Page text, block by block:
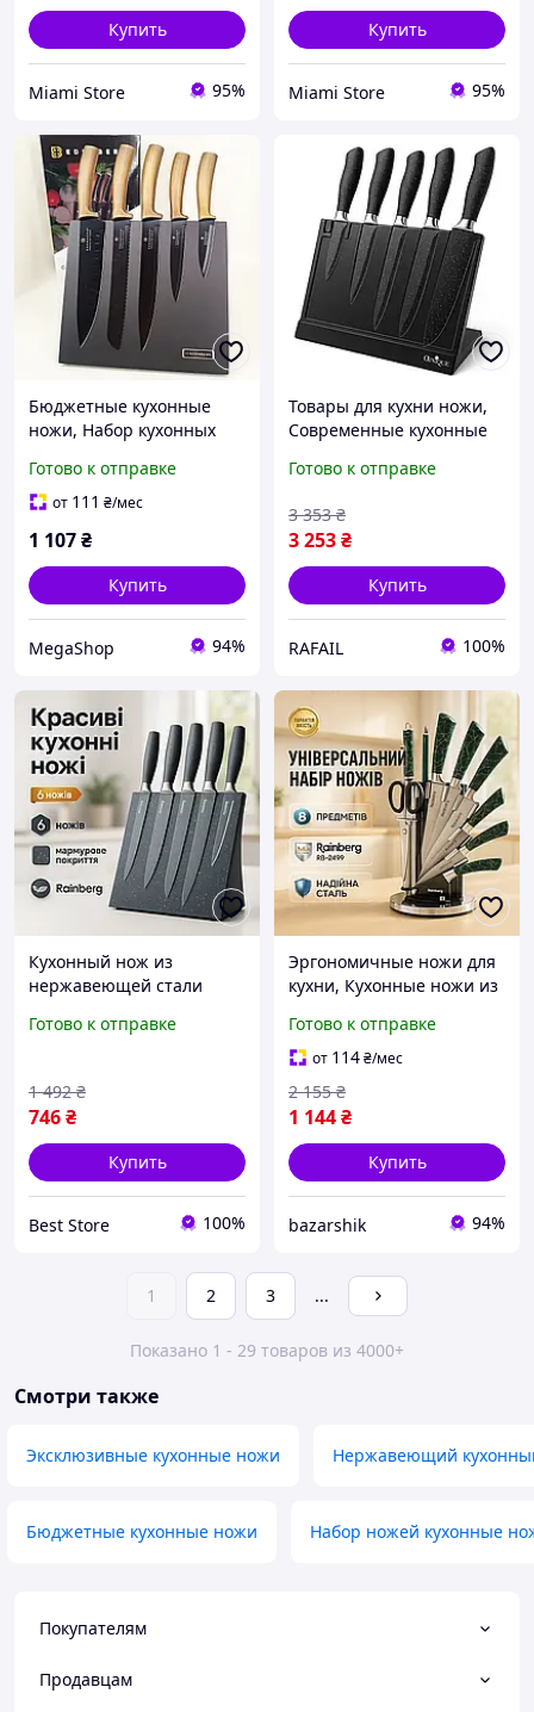
Купить
Miami Store 95%
Купить
Miami Store 95%
Бюджетные кухонные
ножи, Набор кухонных
Кухонные ножи для
нарезания KC-45
Готово к отправке
от 111 ₴/мес
1 107₴
Купить
MegaShop 94%
Товары для кухни ножи,
Современные кухонные
нержавеющей стали LU-
Готово к отправке
3 253₴
3 353 ₴
Купить
RAFAIL 100%
Кухонный нож из
нержавеющей стали
ножи для поваров,
нарезания RP-90
Готово к отправке
746₴
1 492 ₴
Купить
Best Store 100%
Эргономичные ножи для
кухни, Кухонные ножи из
ножей для кухни и дома
DW-75
Готово к отправке
от 114₴/мес
1 144₴
2 155 ₴
Купить
bazarshik 94%
1 2 3 ...
Показано 1 - 29 товаров из 4000+
Смотри также
Эксклюзивные кухонные ножи Нержавеющий
Бюджетные кухонные ножи Набор ножей кухонные
Покупателям
Продавцам